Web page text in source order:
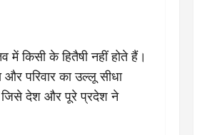
किसी के हितैषी नहीं होते हैं।
परिवार का उल्लू सीधा
जिसे देश और पूरे प्रदेश ने